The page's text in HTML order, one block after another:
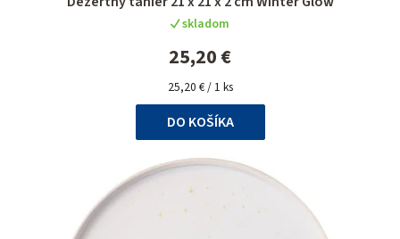
skladom
25,20 €
Jednotková
cena:
25,20 € / 1 ks
DO KOŠÍKA